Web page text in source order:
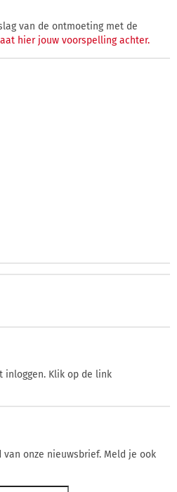
van de ontmoeting met de
hier jouw voorspelling achter.
inloggen. Klik op de link
van onze nieuwsbrief. Meld je ook